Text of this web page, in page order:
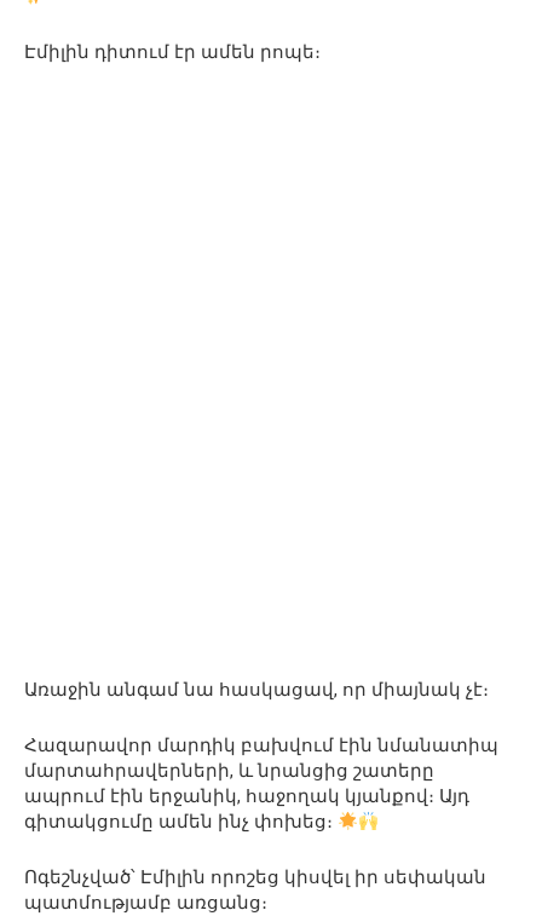
Էմիլին դիտում էր ամեն րոպե։
Առաջին անգամ նա հասկացավ, որ միայնակ չէ։
Հազարավոր մարդիկ բախվում էին նմանատիպ
մարտահրավերների, և նրանցից շատերը
ապրում էին երջանիկ, հաջողակ կյանքով։ Այդ
գիտակցումը ամեն ինչ փոխեց։
Ոգեշնչված՝ Էմիլին որոշեց կիսվել իր սեփական
պատմությամբ առցանց։